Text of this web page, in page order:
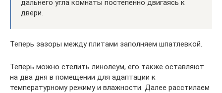
дальнего угла комнаты постепенно двигаясь к
двери.
Теперь зазоры между плитами заполняем шпатлевкой.
Теперь можно стелить линолеум, его также оставляют
на два дня в помещении для адаптации к
температурному режиму и влажности. Далее расстилаем